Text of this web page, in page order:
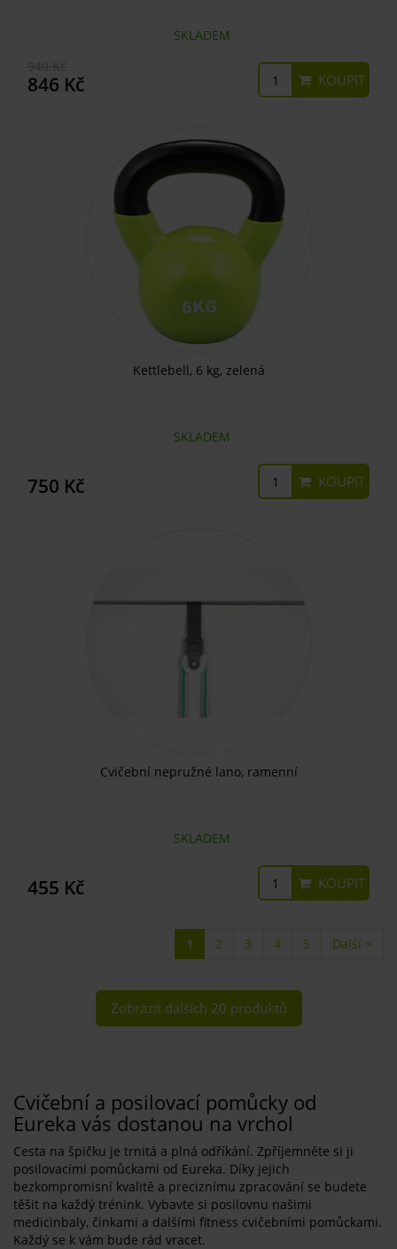
SKLADEM
846 Kč KOUPIT
Kettlebell, 6 kg, zelená
SKLADEM
750 Kč KOUPIT
Cvičební nepružné lano, ramenní
SKLADEM
455 Kč KOUPIT
1 2 3 4 5 Další >
Zobrazit dalších 20 produktů
Cvičební a posilovací pomůcky od
Eureka vás dostanou na vrchol
Cesta na špičku je trnitá a plná odříkání. Zpříjemněte si ji
posilovacími pomůckami od Eureka. Díky jejich
bezkompromisní kvalitě a preciznímu zpracování se budete
těšit na každý trénink. Vybavte si posilovnu našimi
medicinbaly, činkami a dalšími fitness cvičebními pomůckami.
Každý se k vám bude rád vracet.